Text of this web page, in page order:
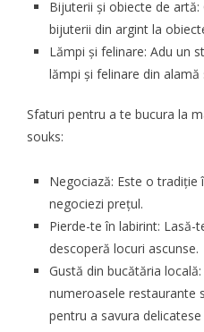
Bijuterii și obiecte de
bijuterii din argint la
Lămpi și felinare: Adu un
lămpi și felinare din
Sfaturi pentru a te bucura la
souks:
Negociază: Este o tradiție
negociezi prețul.
Pierde-te în labirint:
descoperă locuri ascunse.
Gustă din bucătăria
numeroasele restaurante
pentru a savura